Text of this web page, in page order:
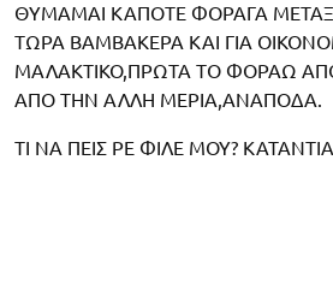
ΘΥΜΑΜΑΙ ΚΑΠΟΤΕ ΦΟΡΑΓΑ
ΤΩΡΑ ΒΑΜΒΑΚΕΡΑ ΚΑΙ ΓΙΑ
ΜΑΛΑΚΤΙΚΟ,ΠΡΩΤΑ ΤΟ ΦΟΡΑΩ
ΑΠΟ ΤΗΝ ΑΛΛΗ ΜΕΡΙΑ,ΑΝΑΠΟΔΑ.
ΤΙ ΝΑ ΠΕΙΣ ΡΕ ΦΙΛΕ ΜΟΥ?